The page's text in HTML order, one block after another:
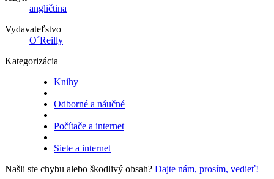
angličtina
Vydavateľstvo
O´Reilly
Kategorizácia
Knihy
Odborné a náučné
Počítače a internet
Siete a internet
Našli ste chybu alebo škodlivý obsah? Dajte nám, prosím, vedieť!